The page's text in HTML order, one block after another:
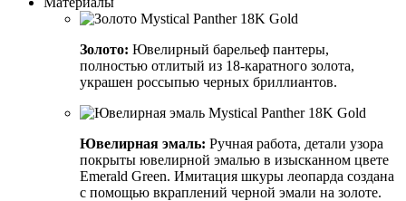
Золото: Ювелирный барельеф пантеры,
полностью отлитый из 18-каратного золота,
украшен россыпью черных бриллиантов.
Ювелирная эмаль: Ручная работа, детали узора
покрыты ювелирной эмалью в изысканном цвете
Emerald Green. Имитация шкуры леопарда создана
с помощью вкраплений черной эмали на золоте.